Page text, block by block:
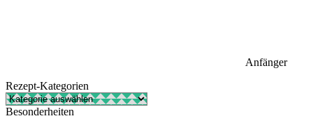
Anfänger
Rezept-Kategorien
Rezept-
Kategorien
Besonderheiten